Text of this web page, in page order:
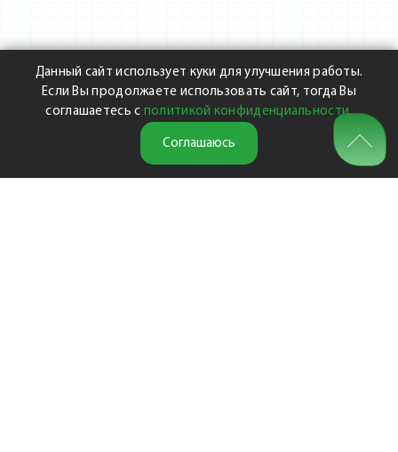
Данный сайт использует куки для улучшения работы.
Если Вы продолжаете использовать сайт, тогда Вы
соглашаетесь с политикой конфиденциальности.
Соглашаюсь